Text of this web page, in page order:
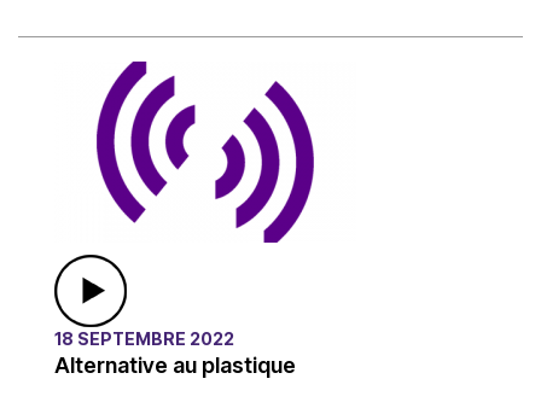
18 SEPTEMBRE 2022
Alternative au plastique